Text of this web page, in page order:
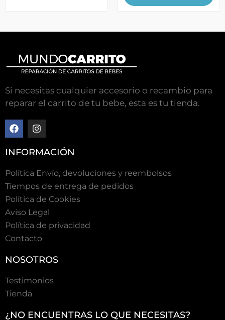
Si necesitas cualquier accesorio o recambio para
reparar el carrito de tu bebe, esta es tu tienda.
INFORMACIÓN
Política Envío, devoluciones y reembolsos
Tiempos de entrega de pedidos
Polí­tica de Cookies
Aviso Legal
Política de privacidad
Contacto
NOSOTROS
Testimonios
Tienda
¿NO ENCUENTRAS LO QUE NECESITAS?